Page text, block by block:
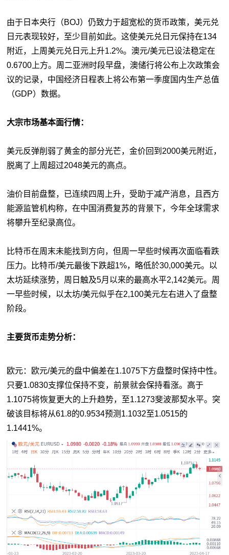
由于日本央行（BOJ）仍致力于超宽松的货币政策，美元兑
日元表现较好，至少目前如此。这使美元兑日元保持在134
附近，上周美元兑日元上升1.2%。澳元/美元已设法稳定在
0.6700上方。周二亚洲时段早盘，澳储行将公布上次政策会
议的记录，中国经济日程表上将公布第一季度国内生产总值
（GDP）数据。
大宗市场基本面行情：
美元反弹削弱了黄金的部分光芒，金价回到2000美元附近，
脱离了上周超过2048美元的高点。
油价目前盘整，已连续四周上升，受助于减产消息，且西方
能源监管机构称，在中国消费复苏的背景下，今年全球需求
将攀升至纪录高位。
比特币在周末未能找到方向，但周一早些时候再次面临看跌
压力。比特币/美元最後下跌超1%，略低於30,000美元。以
太坊延续涨势，周日触及5月以来的最高水平2,142美元。周
一早些时候，以太坊/美元似乎在2,100美元左右进入了盘整
阶段。
主要货币走势分析：
欧元：欧元/美元的盘中偏差在1.1075下方盘整时保持中性。
只要1.0830支撑位保持不变，前景就会保持看涨。高于
1.1075将恢复更大的上升趋势，至1.1273斐波那契水平。突
破该目标将从61.8的0.9534预测1.1032至1.0515的
1.1441%。